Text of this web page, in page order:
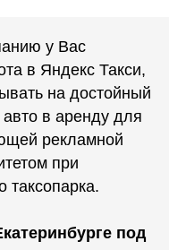
у Вас
в Яндекс Такси,
на достойный
в аренду для
рекламной
при
таксопарка.
под